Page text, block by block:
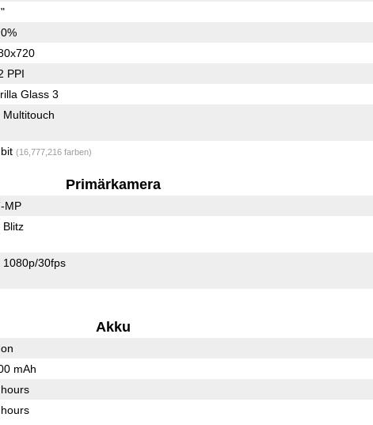
PPI
Glass 3
Multitouch
(16,777,216 farben)
Primärkamera
MP
Blitz
1080p/30fps
Akku
mAh